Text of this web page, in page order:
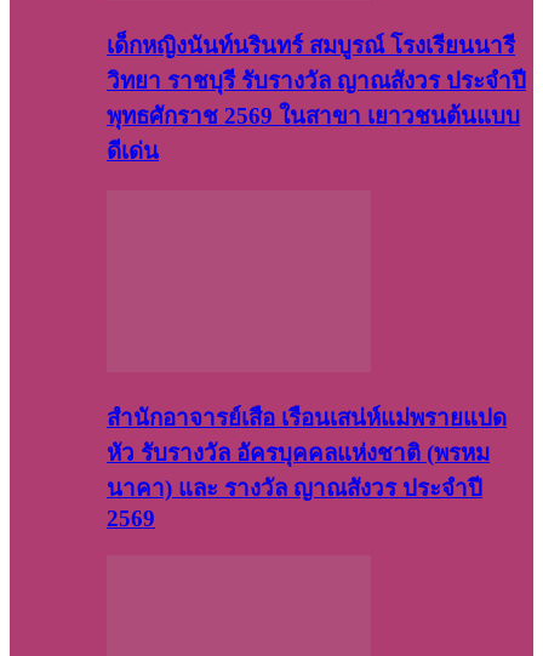
เด็กหญิงนันท์นรินทร์ สมบูรณ์ โรงเรียนนารี
วิทยา ราชบุรี รับรางวัล ญาณสังวร ประจำปี
พุทธศักราช 2569 ในสาขา เยาวชนต้นแบบ
ดีเด่น
สำนักอาจารย์เสือ เรือนเสน่ห์แม่พรายแปด
หัว รับรางวัล อัครบุคคลแห่งชาติ (พรหม
นาคา) และ รางวัล ญาณสังวร ประจำปี
2569